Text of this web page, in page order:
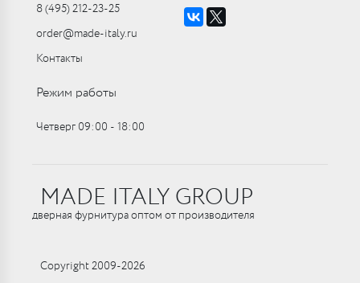
8 (495) 212-23-25
order@made-italy.ru
Контакты
Режим работы
Четверг 09:00 ‑ 18:00
MADE ITALY GROUP
дверная фурнитура оптом от производителя
Copyright 2009-2026